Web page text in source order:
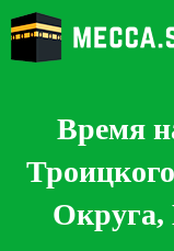
Время
Округа,